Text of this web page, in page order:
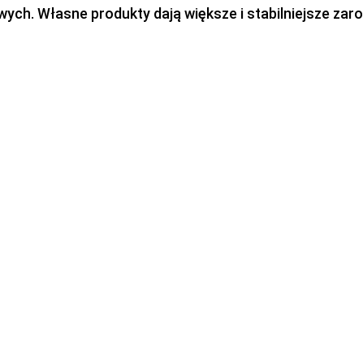
Własne produkty dają większe i stabilniejsze